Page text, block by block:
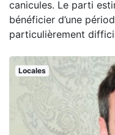
canicules. Le parti
bénéficier d’une
particulièrement
Locales